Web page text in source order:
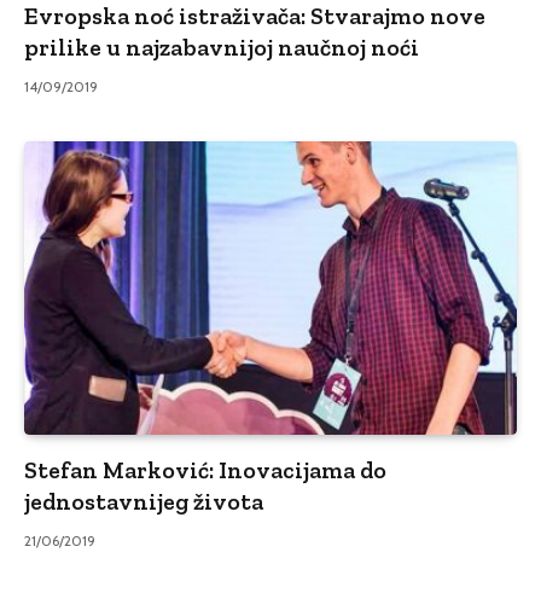
Evropska noć istraživača: Stvarajmo nove
prilike u najzabavnijoj naučnoj noći
14/09/2019
Stefan Marković: Inovacijama do
jednostavnijeg života
21/06/2019